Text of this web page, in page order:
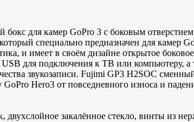
для камер GoPro 3 с боковым
специально предназначен для камер
и имеет в своём дизайне открытое
для подключения к ТВ или компьютеру, а
звукозаписи. Fujimi GP3 H2SOC
Hero3 от повседневного износа и
двухслойное закалённое стекло, винты из